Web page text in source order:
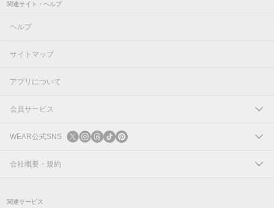
関連サイト・ヘルプ
ヘルプ
サイトマップ
アプリについて
会員サービス
ログイン
新規会員登録
WEAR公式SNS
X
会社概要・規約
関連サービス